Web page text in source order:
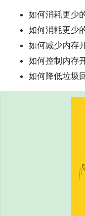
如何消耗更少
如何消耗更少
如何减少内存
如何控制内存
如何降低垃圾